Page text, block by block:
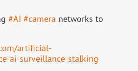
#AI #camera networks to
artificial-
ai-surveillance-stalking